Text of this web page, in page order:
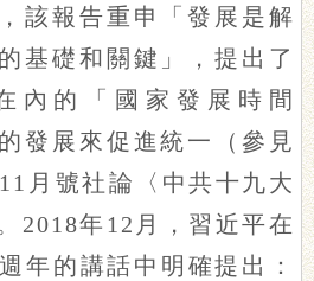
該報告重申「發展是解
基礎和關鍵」，提出了
內的「國家發展時間
發展來促進統一（參見
月號社論〈中共十九大
2018年12月，習近平在
年的講話中明確提出：